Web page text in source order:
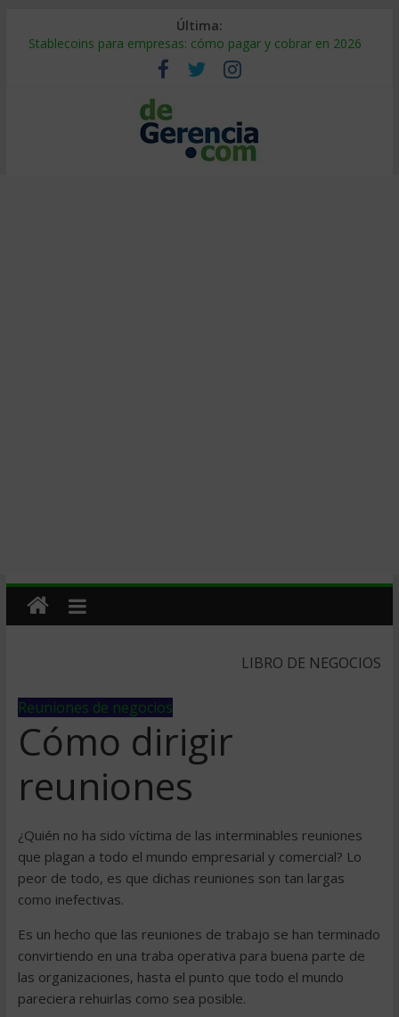
Última:
Stablecoins para empresas: cómo pagar y cobrar en 2026
Despido silencioso: qué es y por qué sale tan caro
IA en selección de personal: cómo auditarla a tiempo
Trabajo forzoso en la cadena de suministro: qué hacer
Mercado hispano de EE. UU.: cómo segmentarlo y venderle
LIBRO DE NEGOCIOS
Reuniones de negocios
Cómo dirigir
reuniones
¿Quién no ha sido víctima de las interminables reuniones
que plagan a todo el mundo empresarial y comercial? Lo
peor de todo, es que dichas reuniones son tan largas
como inefectivas.
Es un hecho que las reuniones de trabajo se han terminado
convirtiendo en una traba operativa para buena parte de
las organizaciones, hasta el punto que todo el mundo
pareciera rehuirlas como sea posible.